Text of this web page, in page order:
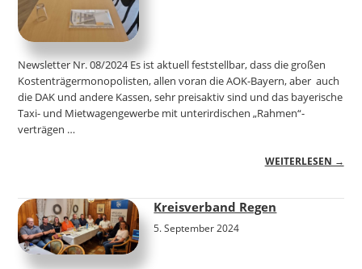
Newsletter Nr. 08/2024 Es ist aktuell feststellbar, dass die großen
Kostenträgermonopolisten, allen voran die AOK-Bayern, aber auch
die DAK und andere Kassen, sehr preisaktiv sind und das bayerische
Taxi- und Mietwagengewerbe mit unterirdischen „Rahmen“-
verträgen …
WEITERLESEN →
Kreisverband Regen
5. September 2024